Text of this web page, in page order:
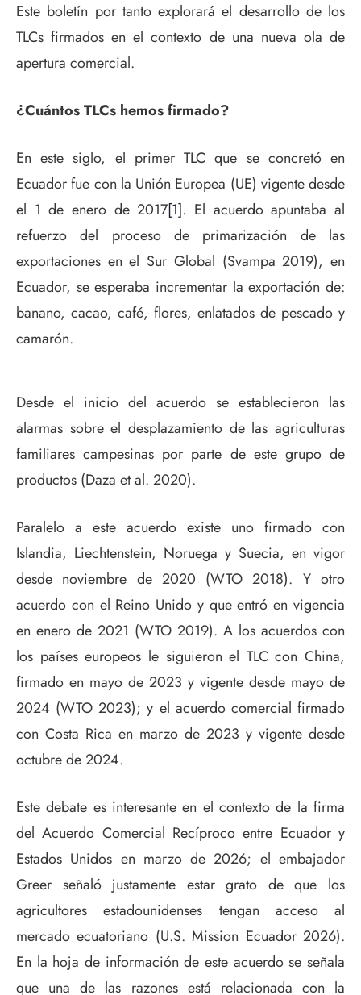
Este boletín por tanto explorará el desarrollo de los
TLCs firmados en el contexto de una nueva ola de
apertura comercial.
¿Cuántos TLCs hemos firmado?
En este siglo, el primer TLC que se concretó en
Ecuador fue con la Unión Europea (UE) vigente desde
el 1 de enero de 2017[1]. El acuerdo apuntaba al
refuerzo del proceso de primarización de las
exportaciones en el Sur Global (Svampa 2019), en
Ecuador, se esperaba incrementar la exportación de:
banano, cacao, café, flores, enlatados de pescado y
camarón.
Desde el inicio del acuerdo se establecieron las
alarmas sobre el desplazamiento de las agriculturas
familiares campesinas por parte de este grupo de
productos (Daza et al. 2020).
Paralelo a este acuerdo existe uno firmado con
Islandia, Liechtenstein, Noruega y Suecia, en vigor
desde noviembre de 2020 (WTO 2018). Y otro
acuerdo con el Reino Unido y que entró en vigencia
en enero de 2021 (WTO 2019). A los acuerdos con
los países europeos le siguieron el TLC con China,
firmado en mayo de 2023 y vigente desde mayo de
2024 (WTO 2023); y el acuerdo comercial firmado
con Costa Rica en marzo de 2023 y vigente desde
octubre de 2024.
Este debate es interesante en el contexto de la firma
del Acuerdo Comercial Recíproco entre Ecuador y
Estados Unidos en marzo de 2026; el embajador
Greer señaló justamente estar grato de que los
agricultores estadounidenses tengan acceso al
mercado ecuatoriano (U.S. Mission Ecuador 2026).
En la hoja de información de este acuerdo se señala
que una de las razones está relacionada con la